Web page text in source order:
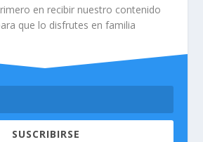
en recibir nuestro contenido
que lo disfrutes en familia
SUSCRIBIRSE